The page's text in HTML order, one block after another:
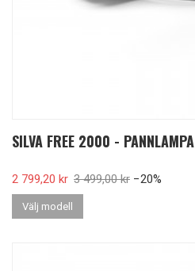
SILVA FREE 2000 - PANNLAMPA
Pris
2 799,20 kr Ordinarie pris
3 499,00 kr −20%
Välj modell